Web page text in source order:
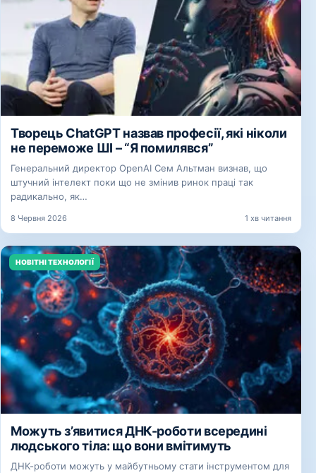
Творець ChatGPT назвав професії, які ніколи
не переможе ШІ – “Я помилявся”
Генеральний директор OpenAI Сем Альтман визнав, що
штучний інтелект поки що не змінив ринок праці так
радикально, як…
8 Червня 2026 1 хв читання
НОВІТНІ ТЕХНОЛОГІЇ
Можуть з’явитися ДНК-роботи всередині
людського тіла: що вони вмітимуть
ДНК-роботи можуть у майбутньому стати інструментом для